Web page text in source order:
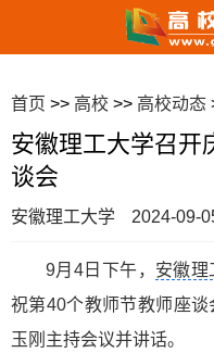
首页 >> 高校 >> 高校动态
安徽理工大学召开
谈会
安徽理工大学 2024-09-
9月4日下午， 安徽理
祝第40个教师节教师座
玉刚主持会议并讲话。